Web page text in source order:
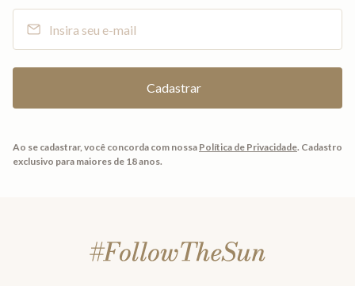
Ao se cadastrar, você concorda com nossa Política de Privacidade. Cadastro
exclusivo para maiores de 18 anos.